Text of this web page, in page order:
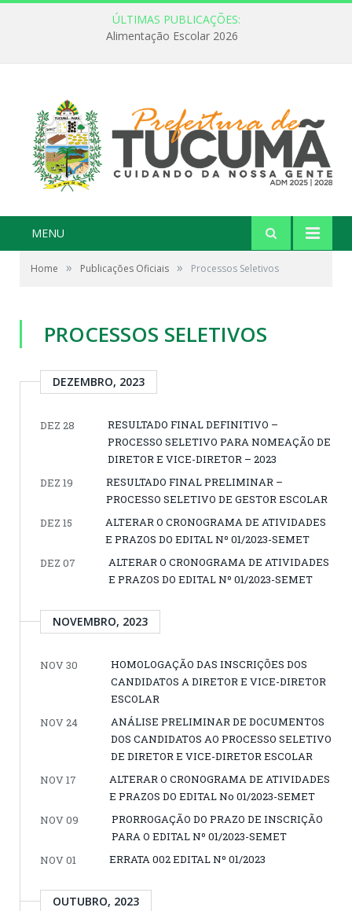
ÚLTIMAS PUBLICAÇÕES:
Alimentação Escolar 2026
MENU
Home » Publicações Oficiais » Processos Seletivos
PROCESSOS SELETIVOS
DEZEMBRO, 2023
DEZ 28
RESULTADO FINAL DEFINITIVO –
PROCESSO SELETIVO PARA NOMEAÇÃO DE
DIRETOR E VICE-DIRETOR – 2023
DEZ 19
RESULTADO FINAL PRELIMINAR –
PROCESSO SELETIVO DE GESTOR ESCOLAR
DEZ 15
ALTERAR O CRONOGRAMA DE ATIVIDADES
E PRAZOS DO EDITAL Nº 01/2023-SEMET
DEZ 07
ALTERAR O CRONOGRAMA DE ATIVIDADES
E PRAZOS DO EDITAL Nº 01/2023-SEMET
NOVEMBRO, 2023
NOV 30
HOMOLOGAÇÃO DAS INSCRIÇÕES DOS
CANDIDATOS A DIRETOR E VICE-DIRETOR
ESCOLAR
NOV 24
ANÁLISE PRELIMINAR DE DOCUMENTOS
DOS CANDIDATOS AO PROCESSO SELETIVO
DE DIRETOR E VICE-DIRETOR ESCOLAR
NOV 17
ALTERAR O CRONOGRAMA DE ATIVIDADES
E PRAZOS DO EDITAL No 01/2023-SEMET
NOV 09
PRORROGAÇÃO DO PRAZO DE INSCRIÇÃO
PARA O EDITAL Nº 01/2023-SEMET
NOV 01
ERRATA 002 EDITAL Nº 01/2023
OUTUBRO, 2023